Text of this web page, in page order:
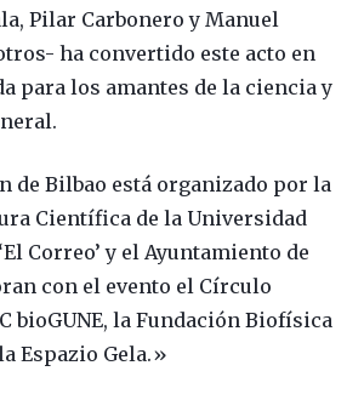
Pilar Carbonero y Manuel
ha convertido este acto en
para los amantes de la ciencia y
de Bilbao está organizado por la
Científica de la Universidad
Correo’ y el Ayuntamiento de
con el evento el Círculo
bioGUNE, la Fundación Biofísica
Espazio Gela.»